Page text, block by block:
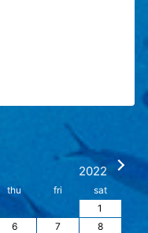
2022
thu fri
sat
1
6 7
8